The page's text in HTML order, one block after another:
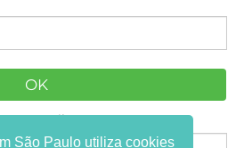
e-mail:
São Paulo utiliza cookies